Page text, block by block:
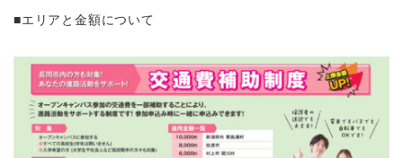
■エリアと金額について